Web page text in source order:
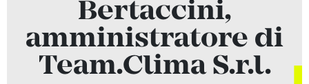
Bertaccini,
amministratore di
Team.Clima S.r.l.